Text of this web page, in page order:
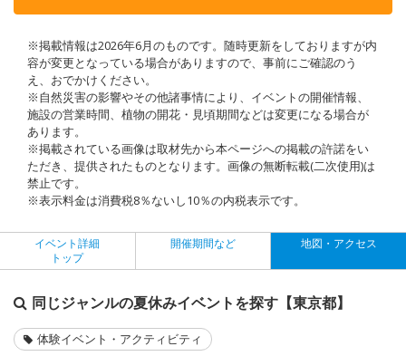
※掲載情報は2026年6月のものです。随時更新をしておりますが内
容が変更となっている場合がありますので、事前にご確認のう
え、おでかけください。
※自然災害の影響やその他諸事情により、イベントの開催情報、
施設の営業時間、植物の開花・見頃期間などは変更になる場合が
あります。
※掲載されている画像は取材先から本ページへの掲載の許諾をい
ただき、提供されたものとなります。画像の無断転載(二次使用)は
禁止です。
※表示料金は消費税8％ないし10％の内税表示です。
イベント詳細
トップ
開催期間など 地図・アクセス
同じジャンルの夏休みイベントを探す【東京都】
体験イベント・アクティビティ